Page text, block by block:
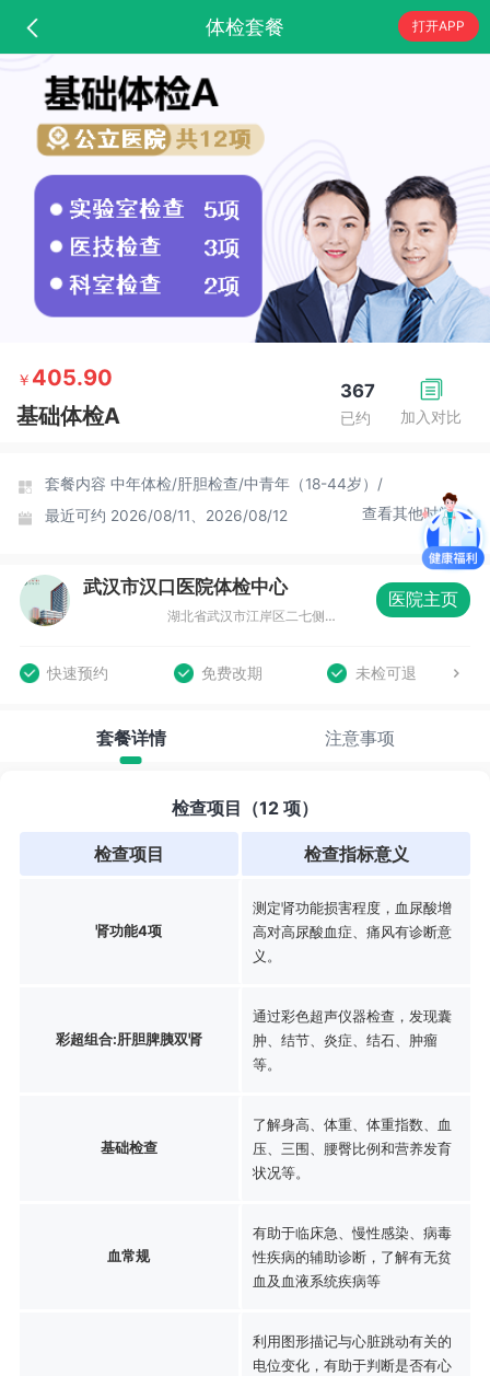
体检套餐 打开APP
加入对比
367
已约
￥ 405.90
基础体检A
套餐内容 中年体检/肝胆检查/中青年（18-44岁）/
最近可约 2026/08/11、2026/08/12 查看其他时间
武汉市汉口医院体检中心
湖北省武汉市江岸区二七侧路7号 武汉市汉口医院（主院区）心肺康复大楼5楼健康管理中心
医院主页
快速预约 免费改期 未检可退
套餐详情 注意事项
检查项目（12 项）
检查项目 检查指标意义
肾功能4项
测定肾功能损害程度，血尿酸增
高对高尿酸血症、痛风有诊断意
义。
彩超组合:肝胆脾胰双肾
通过彩色超声仪器检查，发现囊
肿、结节、炎症、结石、肿瘤
等。
基础检查
了解身高、体重、体重指数、血
压、三围、腰臀比例和营养发育
状况等。
血常规
有助于临床急、慢性感染、病毒
性疾病的辅助诊断，了解有无贫
血及血液系统疾病等
利用图形描记与心脏跳动有关的
电位变化，有助于判断是否有心